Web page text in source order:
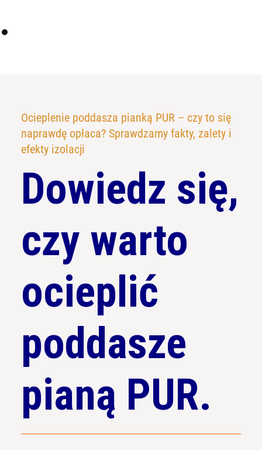
Ocieplenie poddasza pianką PUR – czy to się
naprawdę opłaca? Sprawdzamy fakty, zalety i
efekty izolacji
Dowiedz się,
czy warto
ocieplić
poddasze
pianą PUR.